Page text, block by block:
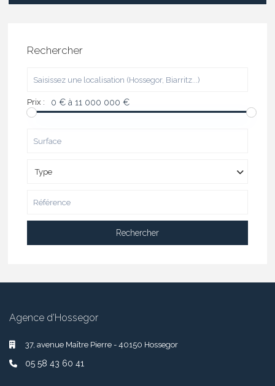
Rechercher
Prix : 0 € à 11 000 000 €
Type
Rechercher
Agence d’Hossegor
37, avenue Maître Pierre - 40150 Hossegor
05 58 43 60 41